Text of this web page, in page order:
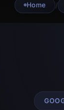
Home /